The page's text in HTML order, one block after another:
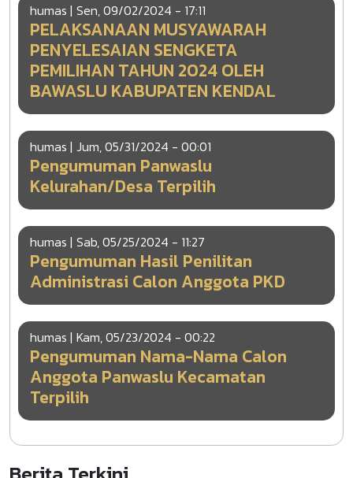
humas | Sen, 09/02/2024 - 17:11
PELAKSANAAN MUSYAWARAH
PENYELESAIAN SENGKETA
PEMILIHAN TAHUN 2024 OLEH
BAWASLU KABUPATEN KENDAL
humas | Jum, 05/31/2024 - 00:01
Pengumuman Panwaslu
Kelurahan/Desa Terpilih
humas | Sab, 05/25/2024 - 11:27
Pengumuman Hasil Penilitan
Administrasi Calon Anggota PKD
humas | Kam, 05/23/2024 - 00:22
Pengumuman Nama-Nama Calon
Anggota Panwaslu Kecamatan
Terpilih